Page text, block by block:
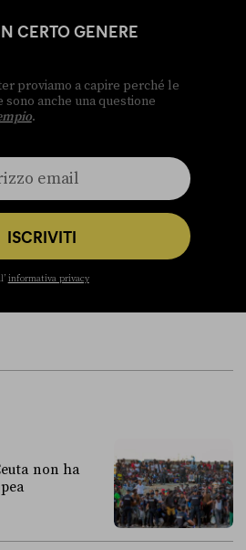
CERTO GENERE
proviamo a capire perché le
sono anche una questione
.
ISCRIVITI
informativa privacy
non ha